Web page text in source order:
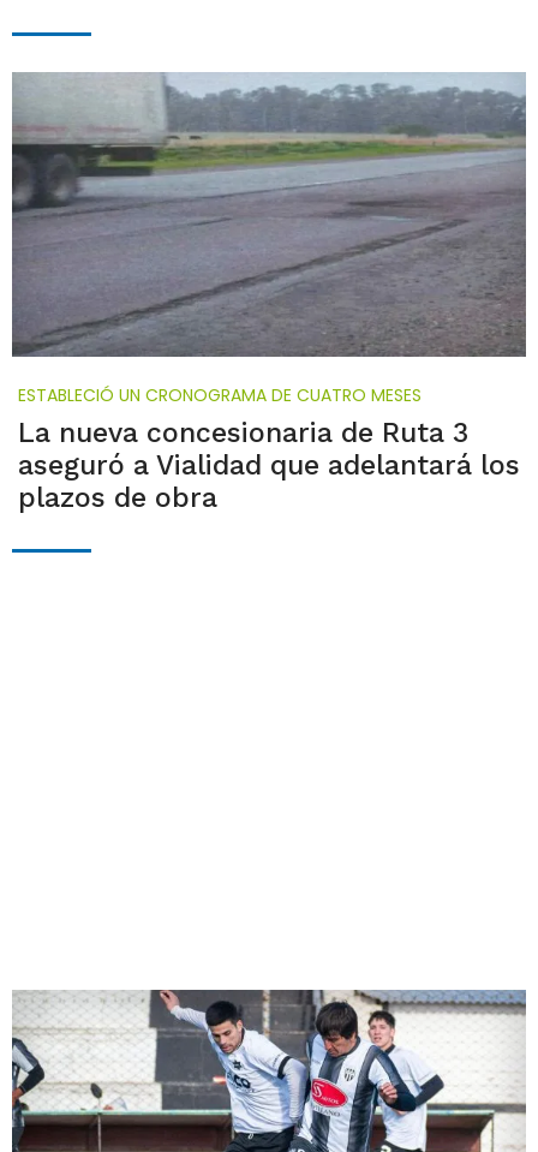
ESTABLECIÓ UN CRONOGRAMA DE CUATRO MESES
La nueva concesionaria de Ruta 3
aseguró a Vialidad que adelantará los
plazos de obra